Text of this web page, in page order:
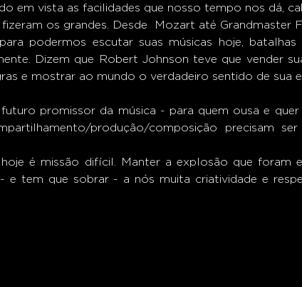
em vista as facilidades que nosso tempo nos dá,
os grandes. Desde  Mozart até Grandmaster
podermos escutar suas músicas hoje, batalhas
Dizem que Robert Johnson teve que vender
e mostrar ao mundo o verdadeiro sentido de sua
produção/composição precisam
é missão difícil. Manter a explosão que foram
e tem que sobrar - a nós muita criatividade e